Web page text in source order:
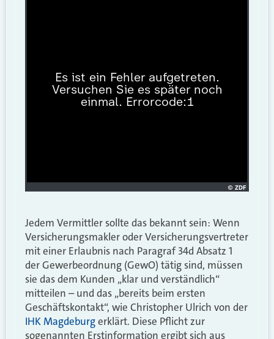
Jedem Vermittler sollte das bekannt sein: Wenn
Versicherungsmakler oder Versicherungsvertreter
mit einer Erlaubnis nach Paragraf 34d Absatz 1
der Gewerbeordnung (GewO) tätig sind, müssen
sie das dem Kunden „klar und verständlich“
mitteilen – und das „bereits beim ersten
Geschäftskontakt“, wie Christopher Ulrich von der
IHK Magdeburgerklärt. Diese Pflicht zur
sogenannten Erstinformation ergibt sich aus